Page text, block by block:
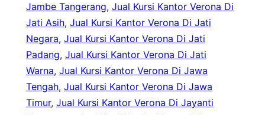
Jambe Tangerang, Jual Kursi Kantor Verona Di
Jati Asih, Jual Kursi Kantor Verona Di Jati
Negara, Jual Kursi Kantor Verona Di Jati
Padang, Jual Kursi Kantor Verona Di Jati
Warna, Jual Kursi Kantor Verona Di Jawa
Tengah, Jual Kursi Kantor Verona Di Jawa
Timur, Jual Kursi Kantor Verona Di Jayanti